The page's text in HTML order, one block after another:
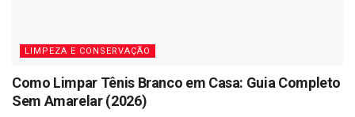
LIMPEZA E CONSERVAÇÃO
Como Limpar Tênis Branco em Casa: Guia Completo
Sem Amarelar (2026)